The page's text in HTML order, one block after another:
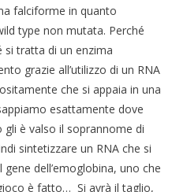
falciforme in quanto
type non mutata. Perché
si tratta di un enzima
grazie all’utilizzo di un RNA
che si appaia in una
esattamente dove
gli è valso il soprannome di
sintetizzare un RNA che si
dell’emoglobina, uno che
è fatto… Si avrà il taglio,